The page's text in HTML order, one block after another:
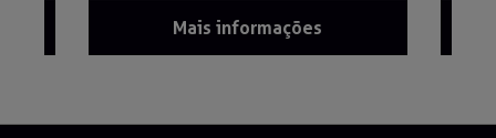
Mais informações